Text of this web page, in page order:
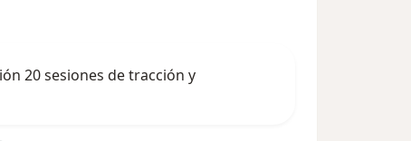
20 sesiones de tracción y